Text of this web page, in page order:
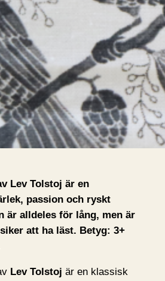
Lev Tolstoj är en
passion och ryskt
är alldeles för lång, men är
att ha läst. Betyg: 3+
Lev Tolstoj är en klassisk